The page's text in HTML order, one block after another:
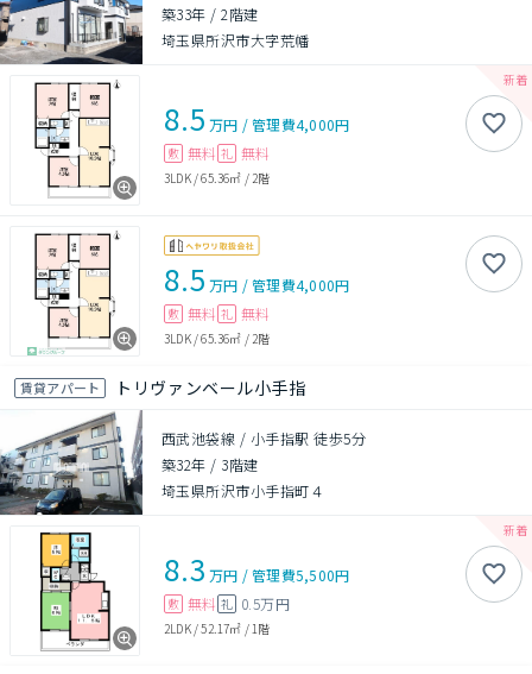
築33年 /2階建
埼玉県所沢市大字荒幡
8.5 万円 /管理費4,000円
敷 無料 礼 無料
3LDK/65.36㎡ / 2階
8.5 万円 /管理費4,000円
敷 無料 礼 無料
3LDK/65.36㎡ /2階
賃貸アパート トリヴァンベール小手指
西武池袋線 / 小手指駅 徒歩5分
築32年 / 3階建
埼玉県所沢市小手指町４
8.3 万円 /管理費5,500円
敷 無料 礼 0.5万円
2LDK/52.17㎡ / 1階